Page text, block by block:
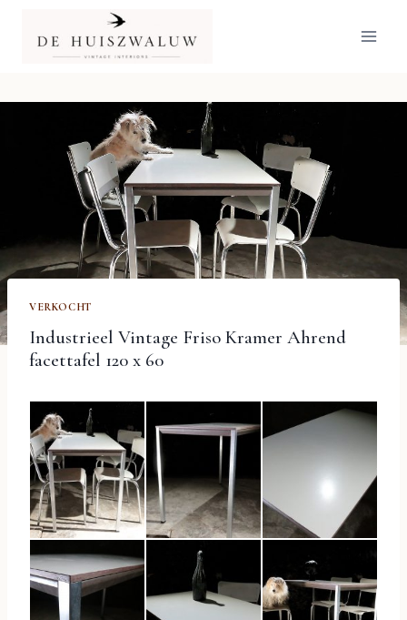
inhoud
VERKOCHT
Industrieel Vintage Friso Kramer Ahrend
facettafel 120 x 60